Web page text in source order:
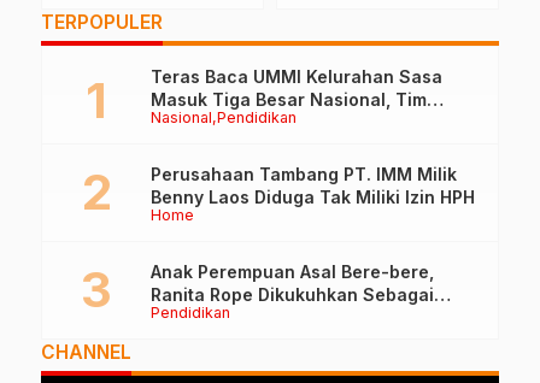
Maluku Utara
TERPOPULER
Nasional Pendidikan
Teras Baca UMMI Kelurahan Sasa
Masuk Tiga Besar Nasional, Tim
Penilai Lakukan Visitasi di Ternate
Home
Perusahaan Tambang PT. IMM Milik
Benny Laos Diduga Tak Miliki Izin HPH
Pendidikan
Anak Perempuan Asal Bere-bere,
Ranita Rope Dikukuhkan Sebagai
Guru Besar dan Rektor Ummu
CHANNEL